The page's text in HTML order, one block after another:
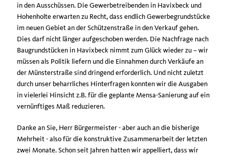
in den Ausschüssen. Die Gewerbetreibenden in Havixbeck und
Hohenholte erwarten zu Recht, dass endlich Gewerbegrundstücke
im neuen Gebiet an der Schützenstraße in den Verkauf gehen.
Dies darf nicht länger aufgeschoben werden. Die Nachfrage nach
Baugrundstücken in Havixbeck nimmt zum Glück wieder zu – wir
müssen als Politik liefern und die Einnahmen durch Verkäufe an
der Münsterstraße sind dringend erforderlich. Und nicht zuletzt
durch unser beharrliches Hinterfragen konnten wir die Ausgaben
in vielerlei Hinsicht z.B. für die geplante Mensa-Sanierung auf ein
vernünftiges Maß reduzieren.
Danke an Sie, Herr Bürgermeister - aber auch an die bisherige
Mehrheit - also für die konstruktive Zusammenarbeit der letzten
zwei Monate. Schon seit Jahren hatten wir appelliert, dass wir